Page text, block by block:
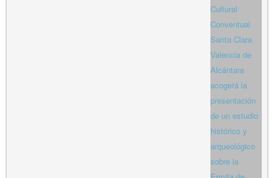
Cultural
Conventual
Santa Clara
Valencia de
Alcántara
acogerá la
presentación
de un estudio
histórico y
arqueológico
sobre la